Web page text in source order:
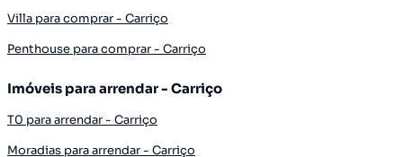
Villa para comprar - Carriço
Penthouse para comprar - Carriço
Imóveis para arrendar - Carriço
T0 para arrendar - Carriço
Moradias para arrendar - Carriço